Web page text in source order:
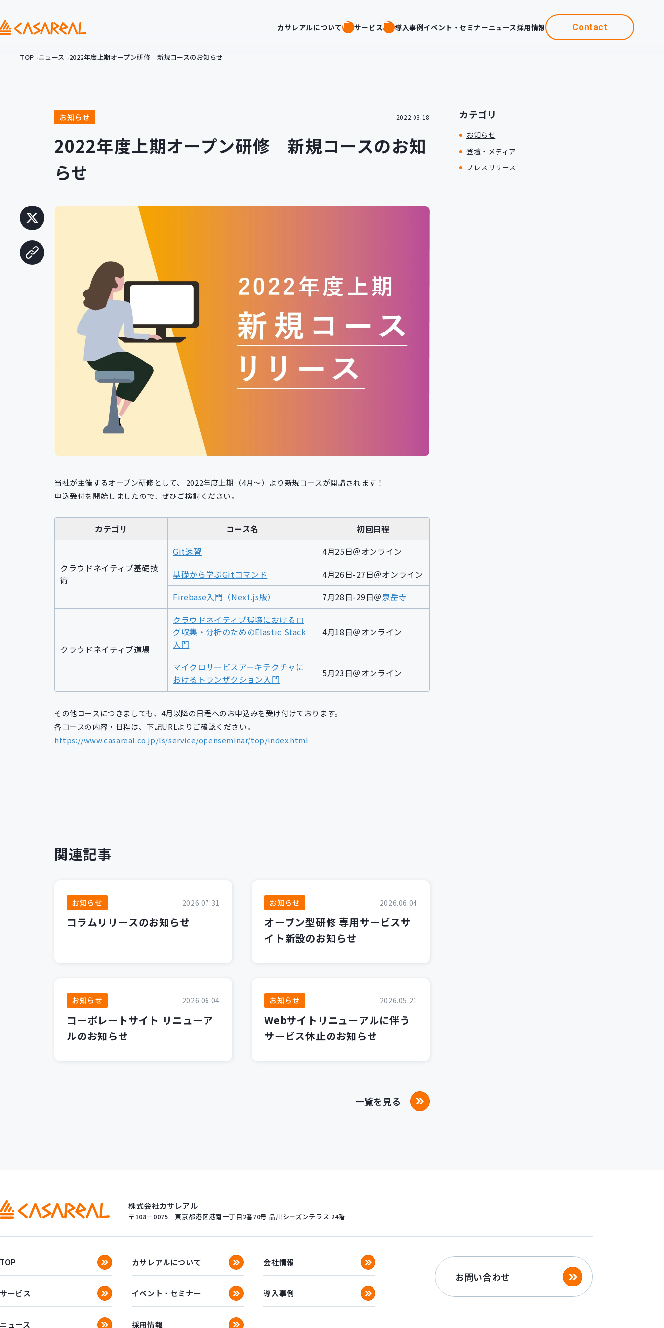
カサレアルについて サービス 導入事例イベント・セミナーニュース採用情報 Contact
TOP ニュース 2022年度上期オープン研修 新規コースのお知らせ
お知らせ 2022.03.18
2022年度上期オープン研修 新規コースのお知
らせ
当社が主催するオープン研修として、 2022年度上期（4月～）より新規コースが開講されます！
申込受付を開始しましたので、ぜひご検討ください。
カテゴリ コース名 初回日程
クラウドネイティブ基礎技
術
Git速習
4月25日＠オンライン
基礎から学ぶGitコマンド
4月26日-27日＠オンライン
Firebase入門（Next.js版）
7月28日-29日＠泉岳寺
クラウドネイティブ道場
クラウドネイティブ環境におけるロ
グ収集・分析のためのElastic Stack
入門
4月18日＠オンライン
マイクロサービスアーキテクチャに
おけるトランザクション入門
5月23日＠オンライン
その他コースにつきましても、4月以降の日程へのお申込みを受け付けております。
各コースの内容・日程は、下記URLよりご確認ください。
https://www.casareal.co.jp/ls/service/openseminar/top/index.html
カテゴリ
お知らせ
登壇・メディア
プレスリリース
関連記事
お知らせ 2026.07.31
コラムリリースのお知らせ
お知らせ 2026.06.04
オープン型研修 専用サービスサ
イト新設のお知らせ
お知らせ 2026.06.04
コーポレートサイト リニューア
ルのお知らせ
お知らせ 2026.05.21
Webサイトリニューアルに伴う
サービス休止のお知らせ
一覧を見る
株式会社カサレアル
〒108－0075 東京都港区港南一丁目2番70号 品川シーズンテラス 24階
TOP カサレアルについて 会社情報
サービス イベント・セミナー 導入事例
ニュース 採用情報
お問い合わせ